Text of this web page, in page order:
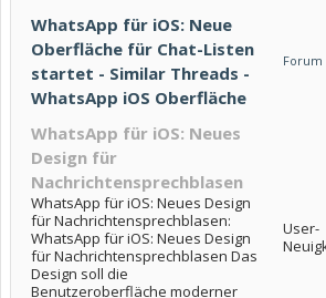
WhatsApp für iOS: Neue
Oberfläche für Chat-Listen
startet - Similar Threads -
WhatsApp iOS Oberfläche
Forum
WhatsApp für iOS: Neues
Design für
Nachrichtensprechblasen
WhatsApp für iOS: Neues Design
für Nachrichtensprechblasen:
WhatsApp für iOS: Neues Design
für Nachrichtensprechblasen Das
Design soll die
Benutzeroberfläche moderner
User-